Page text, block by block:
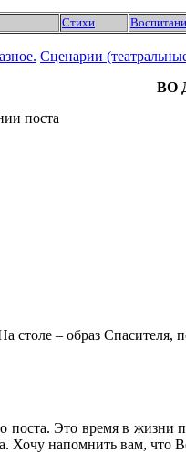
Стихи
Сценарии
ВО
поста
столе – образ Спасителя,
поста. Это время в жизни
Хочу напомнить вам, что